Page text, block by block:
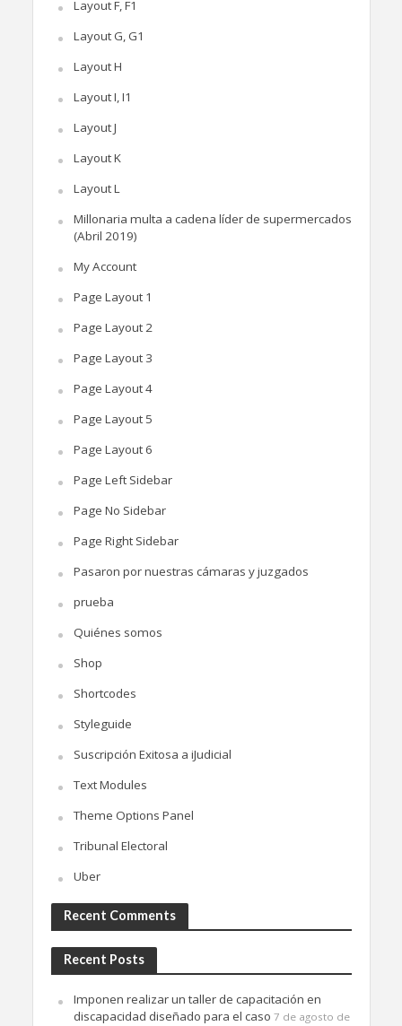
Layout F, F1
Layout G, G1
Layout H
Layout I, I1
Layout J
Layout K
Layout L
Millonaria multa a cadena líder de supermercados
(Abril 2019)
My Account
Page Layout 1
Page Layout 2
Page Layout 3
Page Layout 4
Page Layout 5
Page Layout 6
Page Left Sidebar
Page No Sidebar
Page Right Sidebar
Pasaron por nuestras cámaras y juzgados
prueba
Quiénes somos
Shop
Shortcodes
Styleguide
Suscripción Exitosa a iJudicial
Text Modules
Theme Options Panel
Tribunal Electoral
Uber
Recent Comments
Recent Posts
Imponen realizar un taller de capacitación en
discapacidad diseñado para el caso 7 de agosto de